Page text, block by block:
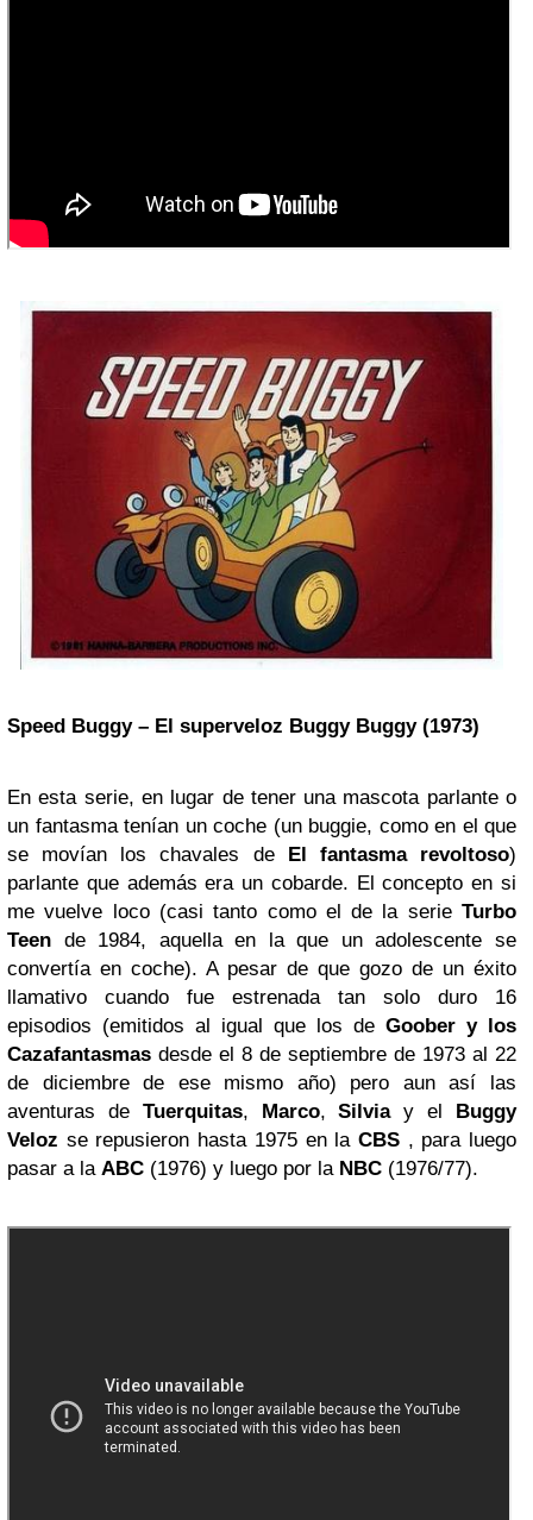
Speed Buggy – El superveloz Buggy Buggy (1973)
En esta serie, en lugar de tener una mascota parlante o
un fantasma tenían un coche (un buggie, como en el que
se movían los chavales de El fantasma revoltoso)
parlante que además era un cobarde. El concepto en si
me vuelve loco (casi tanto como el de la serie Turbo
Teen de 1984, aquella en la que un adolescente se
convertía en coche). A pesar de que gozo de un éxito
llamativo cuando fue estrenada tan solo duro 16
episodios (emitidos al igual que los de Goober y los
Cazafantasmas desde el 8 de septiembre de 1973 al 22
de diciembre de ese mismo año) pero aun así las
aventuras de Tuerquitas, Marco,Silviay el Buggy
Veloz se repusieron hasta 1975 en la CBS, para luego
pasar a la ABC (1976) y luego por la NBC (1976/77).